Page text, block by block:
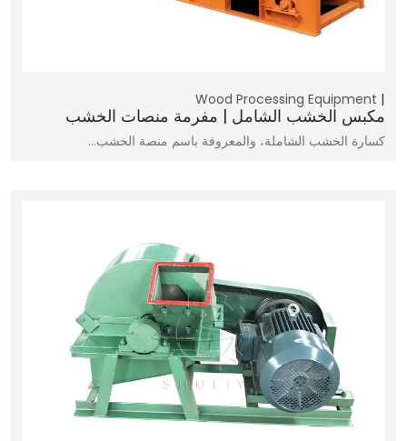
Wood Processing Equipment
مكبس الخشب الشامل | مفرمة منصات الخشب
كسارة الخشب الشاملة، والمعروفة باسم منصة الخشب…